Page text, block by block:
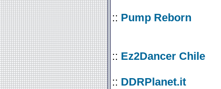
:: Pump Reborn
:: Ez2Dancer Chile
:: DDRPlanet.it